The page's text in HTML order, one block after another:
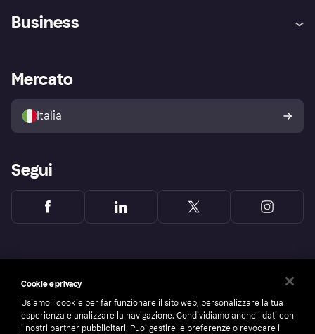
Assistenza
Esplora i negozi
Politica di protezione
dell'acquirente Klarna
Business
Accesso aziende
Mercato
Italia
Segui
Cookie e privacy
Usiamo i cookie per far funzionare il sito web, personalizzare la tua
esperienza e analizzare la navigazione. Condividiamo anche i dati con
i nostri partner pubblicitari. Puoi gestire le preferenze o revocare il